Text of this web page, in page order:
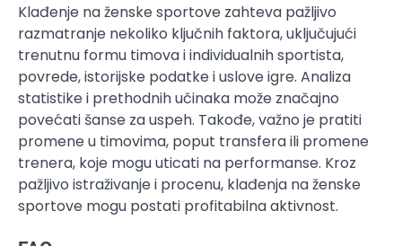
Klađenje na ženske sportove zahteva pažljivo
razmatranje nekoliko ključnih faktora, uključujući
trenutnu formu timova i individualnih sportista,
povrede, istorijske podatke i uslove igre. Analiza
statistike i prethodnih učinaka može značajno
povećati šanse za uspeh. Takođe, važno je pratiti
promene u timovima, poput transfera ili promene
trenera, koje mogu uticati na performanse. Kroz
pažljivo istraživanje i procenu, klađenja na ženske
sportove mogu postati profitabilna aktivnost.